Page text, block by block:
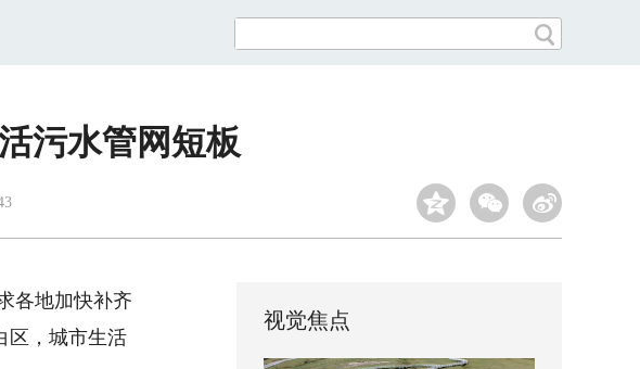
污水管网短板
各地加快补齐
区，城市生活
视觉焦点